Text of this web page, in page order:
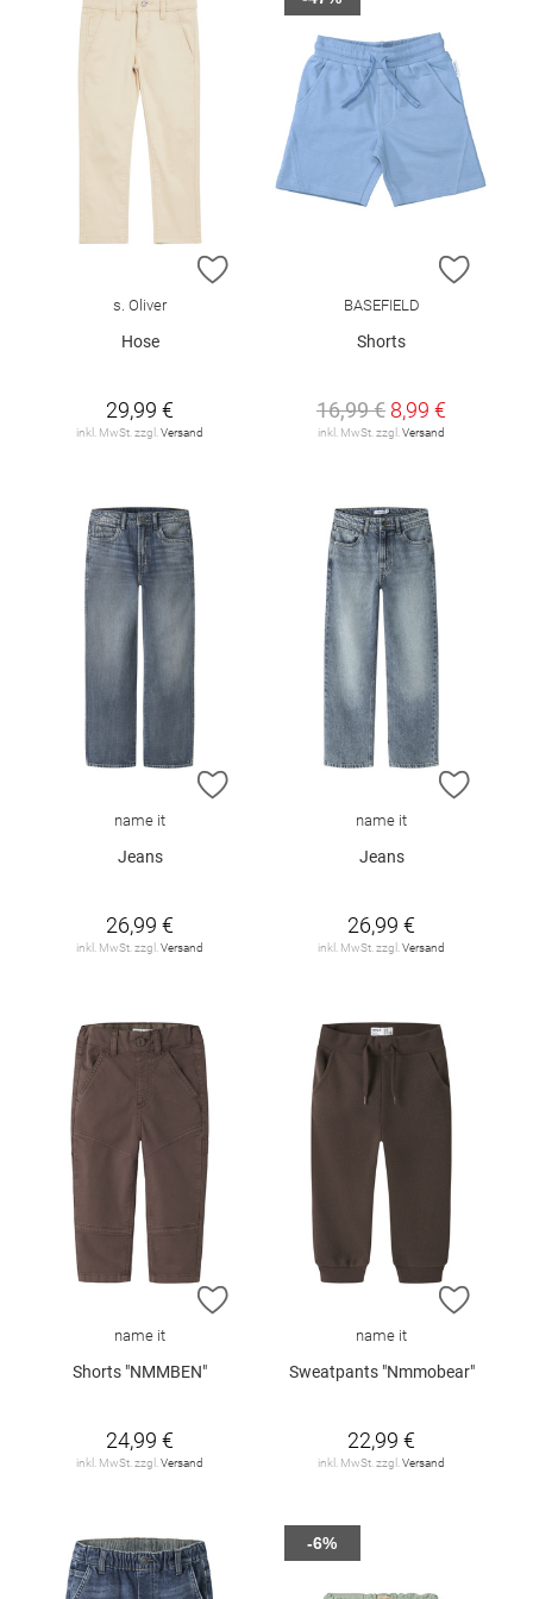
ZUR WUNSCHLISTE HINZUFÜGEN
s. Oliver
Hose
29,99 €
inkl. MwSt. zzgl.Versand
ZUR
BASEFIELD
Shorts
16,99 € 8,99 €
inkl. MwSt. zzgl.Versand
ZUR WUNSCHLISTE HINZUFÜGEN
name it
Jeans
26,99 €
inkl. MwSt. zzgl. Versand
ZUR
name it
Jeans
26,99 €
inkl. MwSt. zzgl. Versand
ZUR WUNSCHLISTE HINZUFÜGEN
name it
Shorts "NMMBEN"
24,99 €
inkl. MwSt. zzgl. Versand
ZUR
name it
Sweatpants "Nmmobear"
22,99 €
inkl. MwSt. zzgl. Versand
-6%